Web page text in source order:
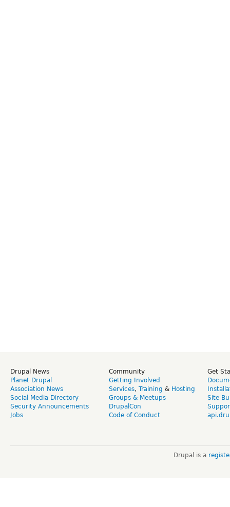
Drupal News
Planet Drupal
Association News
Social Media Directory
Security Announcements
Jobs
Community
Getting Involved
Services, Training & Hosting
Groups & Meetups
DrupalCon
Code of Conduct
Get
Site
Drupal is a